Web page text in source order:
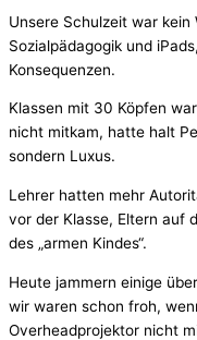
Unsere Schulzeit war
Sozialpädagogik und
Konsequenzen.
Klassen mit 30 Köpfen
nicht mitkam, hatte halt
sondern Luxus.
Lehrer hatten mehr
vor der Klasse, Eltern auf
des „armen Kindes“.
Heute jammern einige
wir waren schon froh,
Overheadprojektor nicht